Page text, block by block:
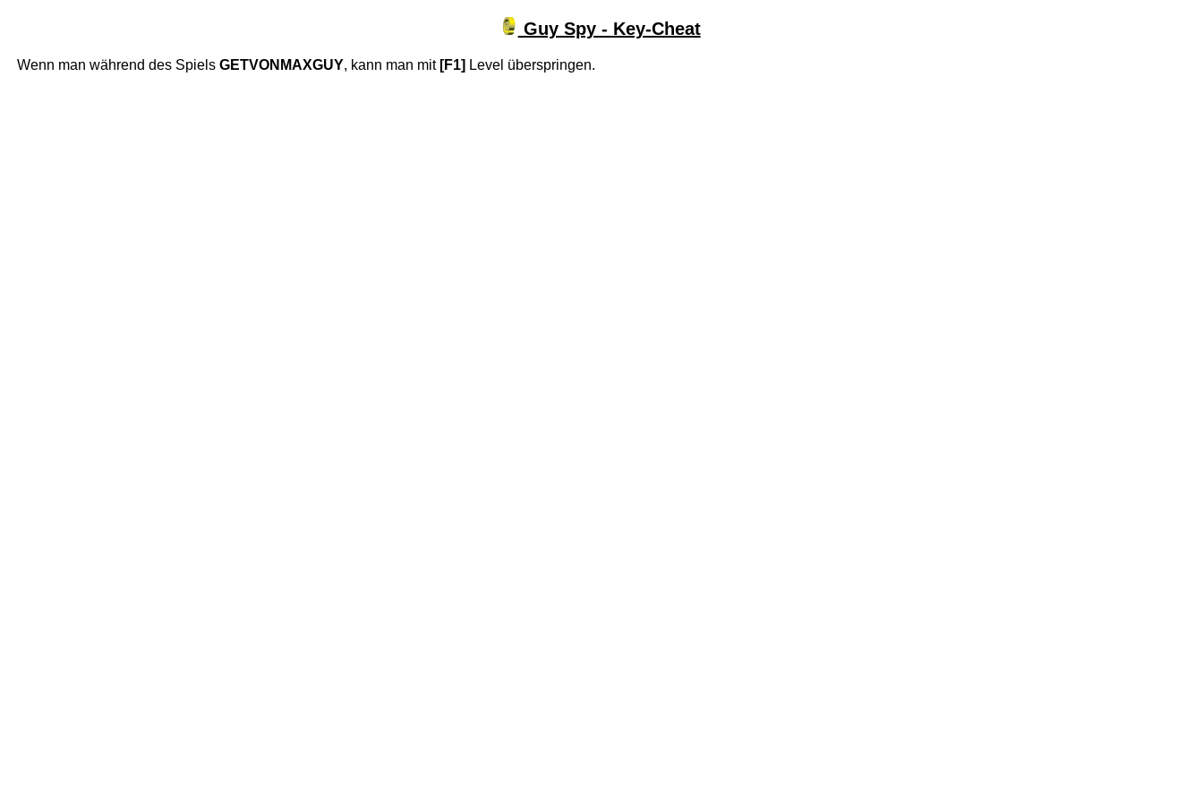
Guy Spy - Key-Cheat
Wenn man während des Spiels GETVONMAXGUY, kann man mit [F1] Level überspringen.